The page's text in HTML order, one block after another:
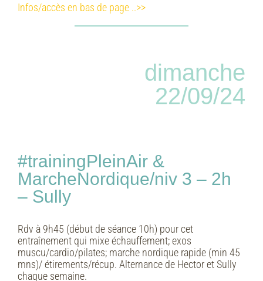
Infos/accès en bas de page ..>>
dimanche
22/09/24
#trainingPleinAir &
MarcheNordique/niv 3 – 2h
– Sully
Rdv à 9h45 (début de séance 10h) pour cet
entraînement qui mixe échauffement; exos
muscu/cardio/pilates; marche nordique rapide (min 45
mns)/ étirements/récup. Alternance de Hector et Sully
chaque semaine.